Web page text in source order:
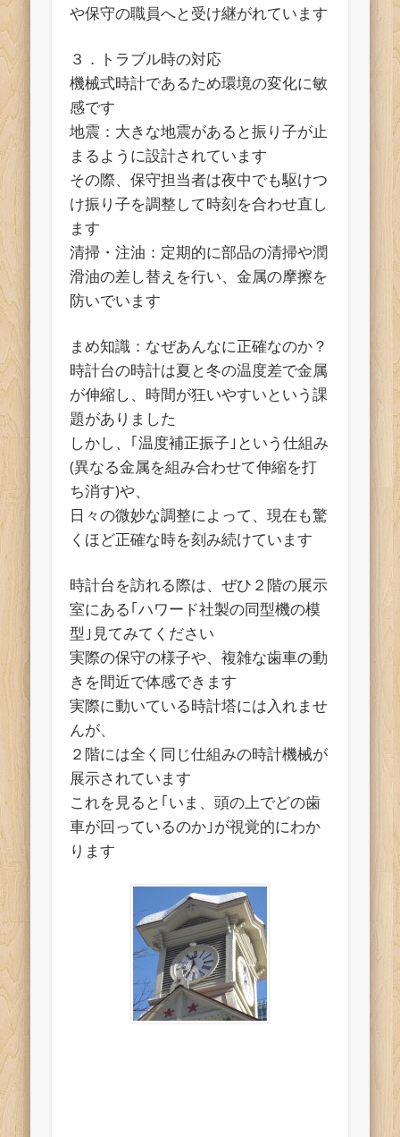
や保守の職員へと受け継がれています
３．トラブル時の対応
機械式時計であるため環境の変化に敏
感です
地震：大きな地震があると振り子が止
まるように設計されています
その際、保守担当者は夜中でも駆けつ
け振り子を調整して時刻を合わせ直し
ます
清掃・注油：定期的に部品の清掃や潤
滑油の差し替えを行い、金属の摩擦を
防いでいます
まめ知識：なぜあんなに正確なのか？
時計台の時計は夏と冬の温度差で金属
が伸縮し、時間が狂いやすいという課
題がありました
しかし、｢温度補正振子｣という仕組み
(異なる金属を組み合わせて伸縮を打
ち消す)や、
日々の微妙な調整によって、現在も驚
くほど正確な時を刻み続けています
時計台を訪れる際は、ぜひ２階の展示
室にある｢ハワード社製の同型機の模
型｣見てみてください
実際の保守の様子や、複雑な歯車の動
きを間近で体感できます
実際に動いている時計塔には入れませ
んが、
２階には全く同じ仕組みの時計機械が
展示されています
これを見ると｢いま、頭の上でどの歯
車が回っているのか｣が視覚的にわか
ります